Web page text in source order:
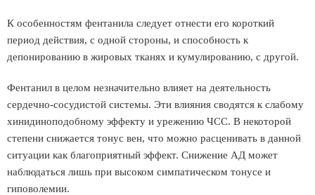
К особенностям фентанила следует отнести его короткий
период действия, с одной стороны, и способность к
депонированию в жировых тканях и кумулированию, с другой.
Фентанил в целом незначительно влияет на деятельность
сердечно-сосудистой системы. Эти влияния сводятся к слабому
хинидиноподобному эффекту и урежению ЧСС. В некоторой
степени снижается тонус вен, что можно расценивать в данной
ситуации как благоприятный эффект. Снижение АД может
наблюдаться лишь при высоком симпатическом тонусе и
гиповолемии.